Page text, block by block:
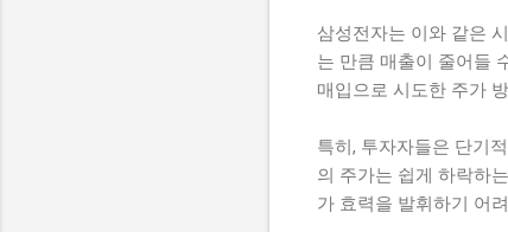
삼성전자는 이와 같은
는 만큼 매출이 줄어들
매입으로 시도한 주가
특히, 투자자들은 단기
의 주가는 쉽게 하락하
가 효력을 발휘하기 어